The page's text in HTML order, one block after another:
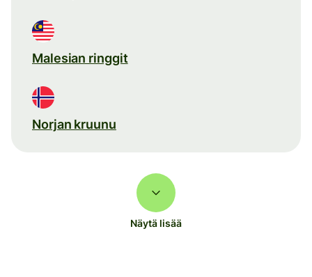
Malesian ringgit
Norjan kruunu
Näytä lisää